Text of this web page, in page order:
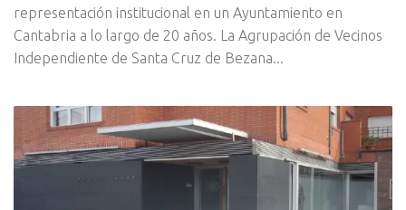
representación institucional en un Ayuntamiento en
Cantabria a lo largo de 20 años. La Agrupación de Vecinos
Independiente de Santa Cruz de Bezana...